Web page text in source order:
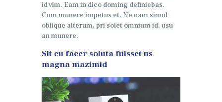
id vim. Eam in dico doming definiebas.
Cum munere impetus et. Ne nam simul
oblique alterum, pri solet omnium id, usu
an munere.
Sit eu facer soluta fuisset us
magna mazimid